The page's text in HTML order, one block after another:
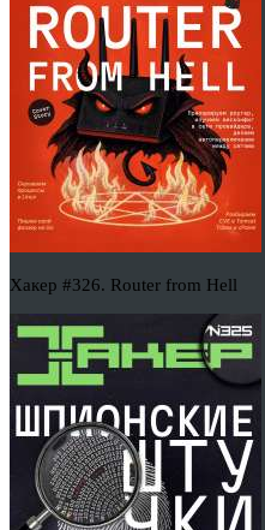
Хакер #326. Router from Hell